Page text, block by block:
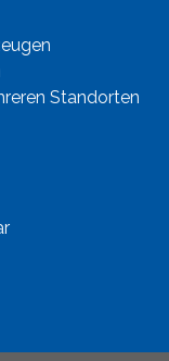
Standorten